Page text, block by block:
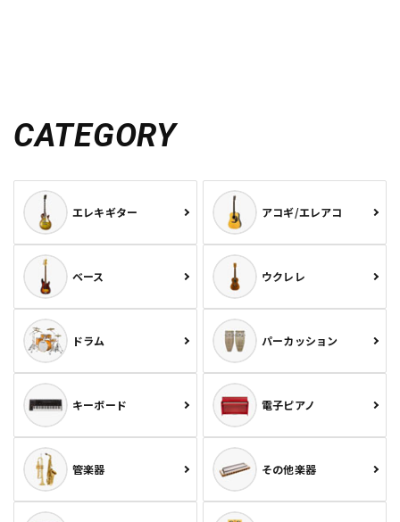
CATEGORY
エレキギター アコギ/エレアコ
ベース ウクレレ
ドラム パーカッション
キーボード 電子ピアノ
管楽器 その他楽器